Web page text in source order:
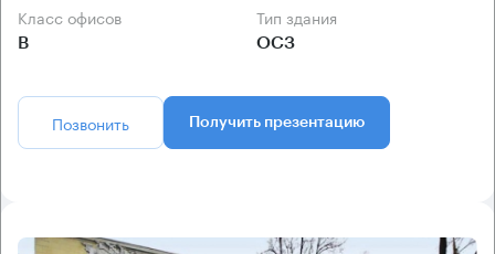
Класс офисов
B
Тип здания
ОСЗ
Позвонить Получить презентацию